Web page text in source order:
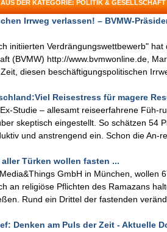
DER KATEGORIE: POLITIK & GESELLSCHAFT
Irrweg verlassen! – BVMW-
initiierten Verdrängungswettbewerb"
(BVMW) http://www.bvmwonline.de,
diesen beschäftigungspolitischen
Reisestress für magere
Studie – allesamt reiseerfahrene Füh-
skeptisch eingestellt. So schätzen 54
und anstrengend ein. Schon die An-
Türken wollen fasten ...
GmbH in München, wollen
an religiöse Pflichten des Ramazans
Rund ein Drittel der fastenden
Denken am Puls der Zeit - Aktuelle